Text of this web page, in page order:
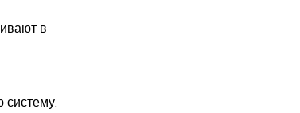
в
систему.